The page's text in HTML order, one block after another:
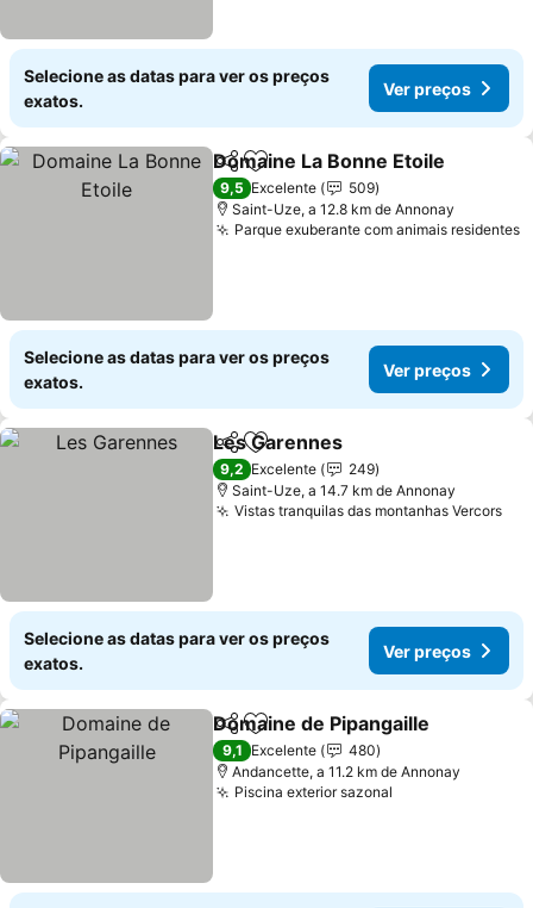
Selecione as datas para ver os preços
exatos.
Ver preços
PartilharAdicionar aos favoritos
Domaine La Bonne Etoile
9,5 Excelente
509
Saint-Uze, a 12.8 km de Annonay
Parque exuberante com animais residentes
Selecione as datas para ver os preços
exatos.
Ver preços
PartilharAdicionar aos favoritos
Les Garennes
9,2 Excelente
249
Saint-Uze, a 14.7 km de Annonay
Vistas tranquilas das montanhas Vercors
Selecione as datas para ver os preços
exatos.
Ver preços
PartilharAdicionar aos favoritos
Domaine de Pipangaille
9,1 Excelente
480
Andancette, a 11.2 km de Annonay
Piscina exterior sazonal